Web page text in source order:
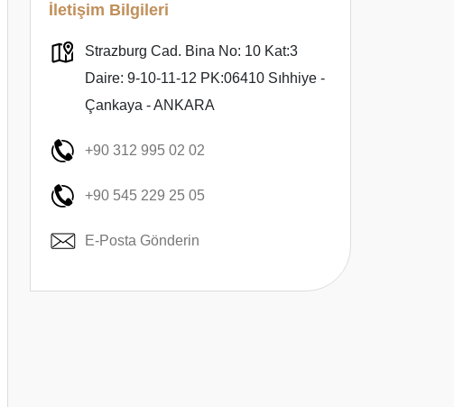
İletişim Bilgileri
Strazburg Cad. Bina No: 10 Kat:3
Daire: 9-10-11-12 PK:06410 Sıhhiye -
Çankaya - ANKARA
+90 312 995 02 02
+90 545 229 25 05
E-Posta Gönderin